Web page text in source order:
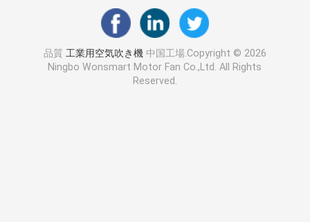
品質 工業用空気吹き機中国工場.Copyright © 2026
Ningbo Wonsmart Motor Fan Co.,Ltd. All Rights
Reserved.